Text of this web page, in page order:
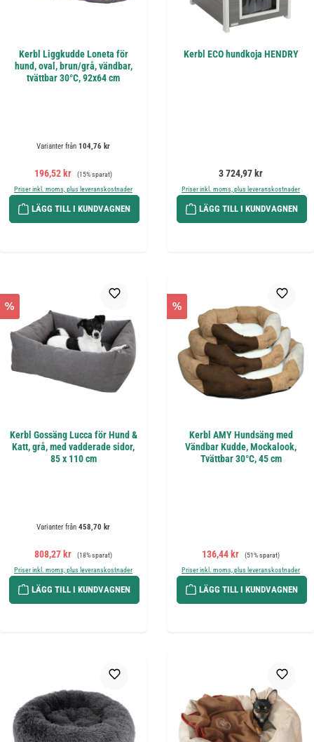
Kerbl Liggkudde Loneta för
hund, oval, brun/grå, vändbar,
tvättbar 30°C, 92x64 cm
Varianter från 104,76 kr
Försäljningspris:
196,52 kr Ordinarie pris:
(15% sparat)
Priser inkl. moms, plus leveranskostnader
LÄGG TILL I KUNDVAGNEN
Kerbl ECO hundkoja HENDRY
Ordinarie pris:
3 724,97 kr
Priser inkl. moms, plus leveranskostnader
LÄGG TILL I KUNDVAGNEN
%
Kerbl Gossäng Lucca för Hund &
Katt, grå, med vadderade sidor,
85 x 110 cm
Varianter från 458,70 kr
Försäljningspris:
808,27 kr Ordinarie pris:
(18% sparat)
Priser inkl. moms, plus leveranskostnader
LÄGG TILL I KUNDVAGNEN
%
Kerbl AMY Hundsäng med
Vändbar Kudde, Mockalook,
Tvättbar 30°C, 45 cm
Försäljningspris:
136,44 kr Ordinarie pris:
(51% sparat)
Priser inkl. moms, plus leveranskostnader
LÄGG TILL I KUNDVAGNEN